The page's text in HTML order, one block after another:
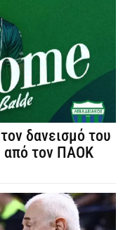
δανεισμό του
από τον ΠΑΟΚ